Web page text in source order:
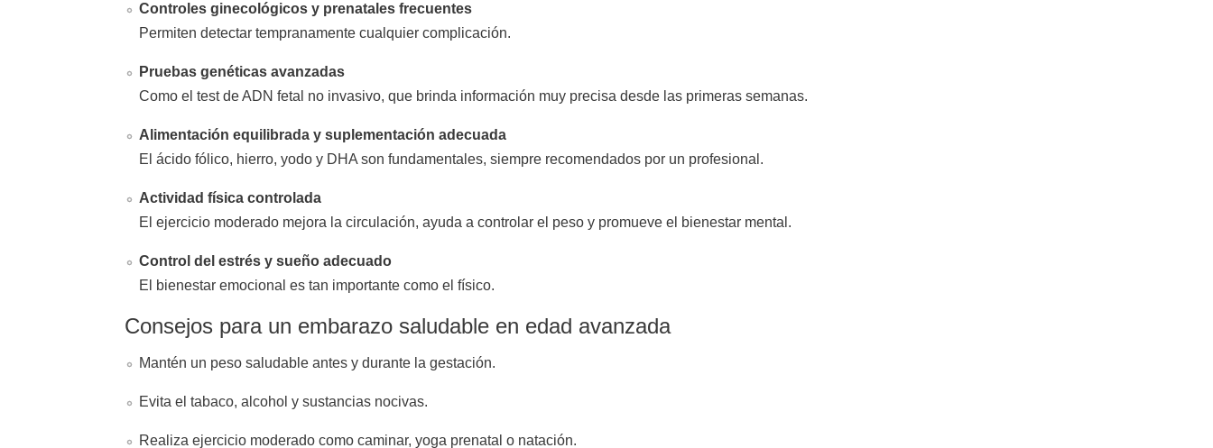
Controles ginecológicos y prenatales frecuentes
Permiten detectar tempranamente cualquier complicación.
Pruebas genéticas avanzadas
Como el test de ADN fetal no invasivo, que brinda información muy precisa desde las primeras semanas.
Alimentación equilibrada y suplementación adecuada
El ácido fólico, hierro, yodo y DHA son fundamentales, siempre recomendados por un profesional.
Actividad física controlada
El ejercicio moderado mejora la circulación, ayuda a controlar el peso y promueve el bienestar mental.
Control del estrés y sueño adecuado
El bienestar emocional es tan importante como el físico.
Consejos para un embarazo saludable en edad avanzada
Mantén un peso saludable antes y durante la gestación.
Evita el tabaco, alcohol y sustancias nocivas.
Realiza ejercicio moderado como caminar, yoga prenatal o natación.